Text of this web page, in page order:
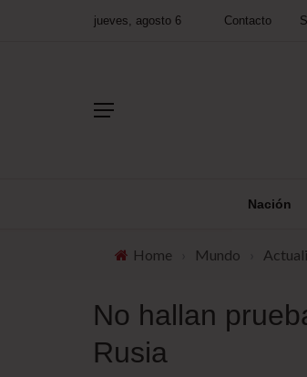
jueves, agosto 6 Contacto
Nación
Home Mundo
No hallan
Rusia